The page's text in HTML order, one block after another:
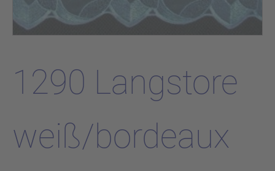
1290 Langstore
weiß/bordeaux